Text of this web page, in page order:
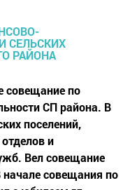
совещание по
СП района. В
поселений,
и
Вел совещание
начале совещания по